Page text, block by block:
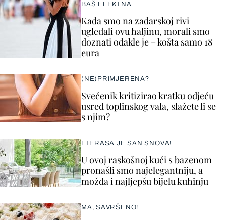
BAŠ EFEKTNA
Kada smo na zadarskoj rivi
ugledali ovu haljinu, morali smo
doznati odakle je – košta samo 18
eura
(NE)PRIMJERENA?
Svećenik kritizirao kratku odjeću
usred toplinskog vala, slažete li se
s njim?
I TERASA JE SAN SNOVA!
U ovoj raskošnoj kući s bazenom
pronašli smo najelegantniju, a
možda i najljepšu bijelu kuhinju
MA, SAVRŠENO!